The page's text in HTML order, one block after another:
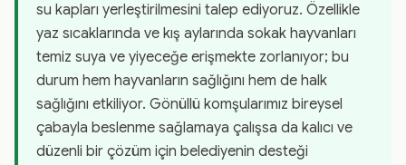
su kapları yerleştirilmesini talep ediyoruz. Özellikle
yaz sıcaklarında ve kış aylarında sokak hayvanları
temiz suya ve yiyeceğe erişmekte zorlanıyor; bu
durum hem hayvanların sağlığını hem de halk
sağlığını etkiliyor. Gönüllü komşularımız bireysel
çabayla beslenme sağlamaya çalışsa da kalıcı ve
düzenli bir çözüm için belediyenin desteği